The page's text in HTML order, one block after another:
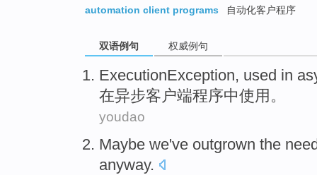
automation client programs
自动化客户程序
双语例句 权威例句
ExecutionException, used in
在异步客户端程序中使用 。
youdao
Maybe we've outgrown the
anyway.